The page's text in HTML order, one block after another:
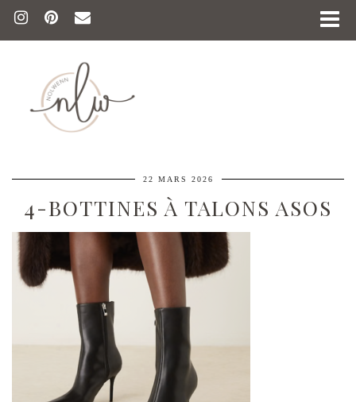
22 MARS 2026
4-BOTTINES À TALONS ASOS